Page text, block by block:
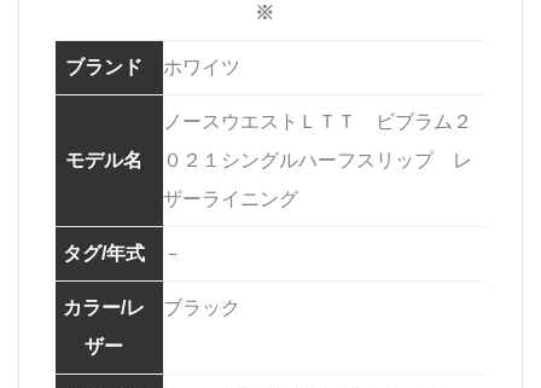
※
ブランド ホワイツ
モデル名
ノースウエストＬＴＴ ビブラム２
０２１シングルハーフスリップ レ
ザーライニング
タグ/年式 －
カラー/レ
ザー
ブラック